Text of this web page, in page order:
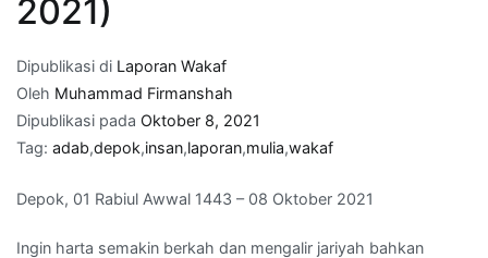
2021)
Dipublikasi di Laporan Wakaf
Oleh Muhammad Firmanshah
Dipublikasi pada Oktober 8, 2021
Tag: adab,depok,insan,laporan,mulia,wakaf
Depok, 01 Rabiul Awwal 1443 – 08 Oktober 2021
Ingin harta semakin berkah dan mengalir jariyah bahkan